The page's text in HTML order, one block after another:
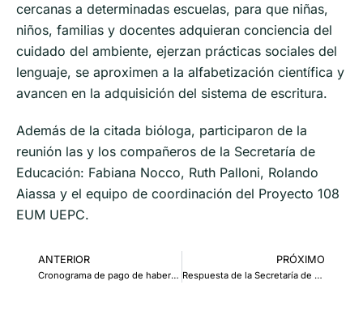
cercanas a determinadas escuelas, para que niñas,
niños, familias y docentes adquieran conciencia del
cuidado del ambiente, ejerzan prácticas sociales del
lenguaje, se aproximen a la alfabetización científica y
avancen en la adquisición del sistema de escritura.
Además de la citada bióloga, participaron de la
reunión las y los compañeros de la Secretaría de
Educación: Fabiana Nocco, Ruth Palloni, Rolando
Aiassa y el equipo de coordinación del Proyecto 108
EUM UEPC.
ANTERIOR
Cronograma de pago de haberes de marzo para activos y jubilados
PRÓXIMO
Respuesta de la Secretaría de Capital Humano ante la consulta de nuestro sindicato sobre la leyenda que figura en los recibos